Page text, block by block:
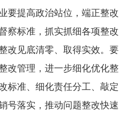
要提高政治站位，端正整改
察标准，抓实抓细各项整改
改见底清零、取得实效。要
改管理，进一步细化优化整
标准、细化责任分工、敲定
号落实，推动问题整改快速